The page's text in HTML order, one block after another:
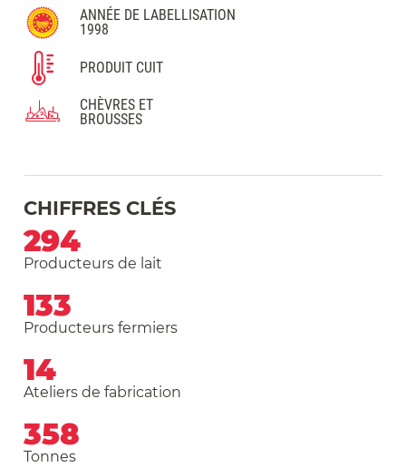
ANNÉE DE LABELLISATION
1998
PRODUIT CUIT
CHÈVRES ET
BROUSSES
CHIFFRES CLÉS
294
Producteurs de lait
133
Producteurs fermiers
14
Ateliers de fabrication
358
Tonnes